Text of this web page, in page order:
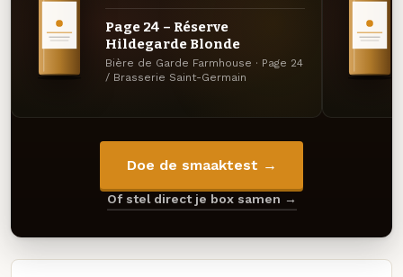
Page 24 – Réserve
Hildegarde Blonde
Bière de Garde Farmhouse · Page 24
/ Brasserie Saint-Germain
Doe de smaaktest →
Of stel direct je box samen →